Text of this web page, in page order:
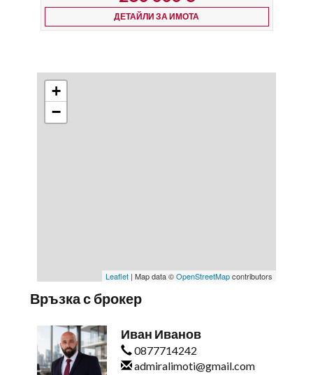
+
−
Leaflet | Map data ©OpenStreetMapcontributors
Връзка с брокер
Иван Иванов
0877714242
admiralimoti@gmail.com